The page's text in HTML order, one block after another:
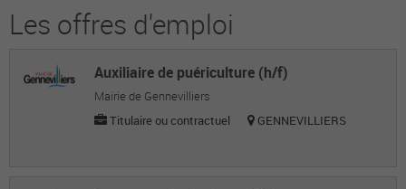
Élu
Chef de service budget et gestion
financière
Les offres d'emploi
Auxiliaire de puériculture (h/f)
Mairie de Gennevilliers
Titulaire ou contractuel
GENNEVILLIERS